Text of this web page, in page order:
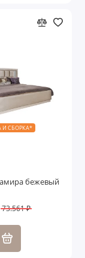
И СБОРКА*
бежевый
73.561 ₽